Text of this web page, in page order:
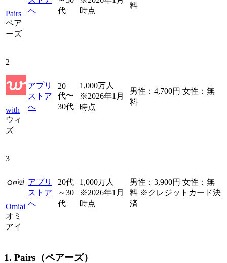
Pairs
ペア
ーズ
へ
代
時点
料
2
with
ウィ
ズ
アプリ
ストア
へ
20
代〜
30代
1,000万人
※2026年1月
時点
男性：4,700円 女性：無
料
3
Omiai
オミ
アイ
アプリ
ストア
へ
20代
～30
代
1,000万人
※2026年1月
時点
男性：3,900円 女性：無
料 ※クレジットカード決
済
1. Pairs（ペアーズ）